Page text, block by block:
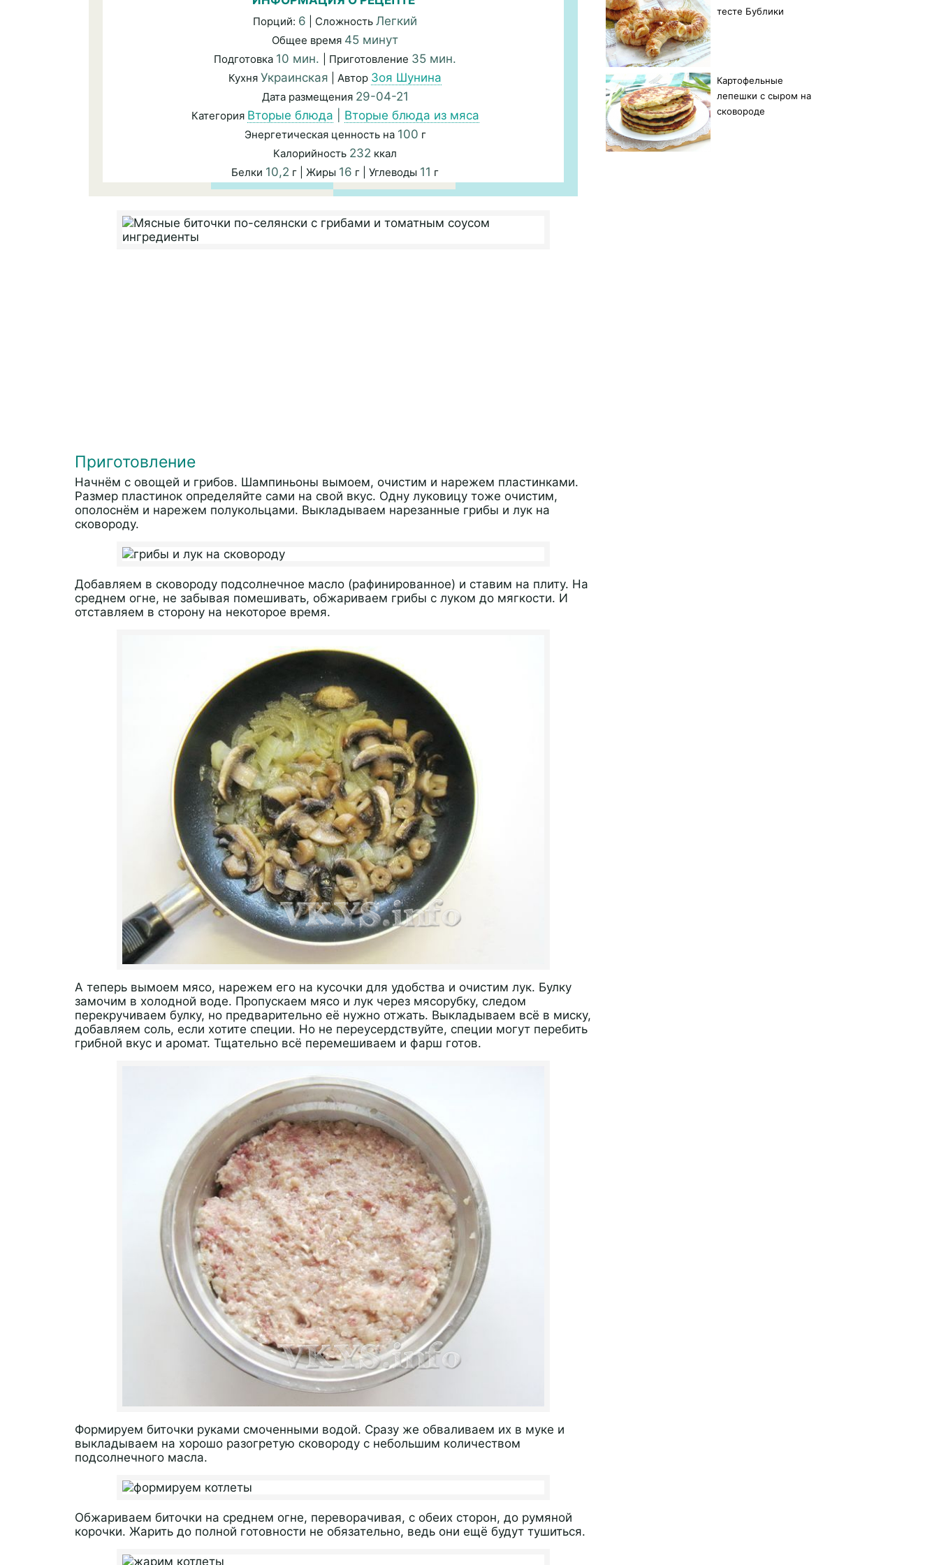
Порций: 6 | Сложность Легкий
Общее время 45 минут
Подготовка 10 мин. | Приготовление 35 мин.
Кухня Украинская | Автор Зоя Шунина
Дата размещения 29-04-21
Категория Вторые блюда Вторые блюда из мяса
Энергетическая ценность на 100 г
Калорийность 232 ккал
Белки 10,2 г | Жиры 16 г | Углеводы 11 г
Приготовление
Начнём с овощей и грибов. Шампиньоны вымоем, очистим и нарежем пластинками.
Размер пластинок определяйте сами на свой вкус. Одну луковицу тоже очистим,
ополоснём и нарежем полукольцами. Выкладываем нарезанные грибы и лук на
сковороду.
Добавляем в сковороду подсолнечное масло (рафинированное) и ставим на плиту. На
среднем огне, не забывая помешивать, обжариваем грибы с луком до мягкости. И
отставляем в сторону на некоторое время.
А теперь вымоем мясо, нарежем его на кусочки для удобства и очистим лук. Булку
замочим в холодной воде. Пропускаем мясо и лук через мясорубку, следом
перекручиваем булку, но предварительно её нужно отжать. Выкладываем всё в миску,
добавляем соль, если хотите специи. Но не переусердствуйте, специи могут перебить
грибной вкус и аромат. Тщательно всё перемешиваем и фарш готов.
Формируем биточки руками смоченными водой. Сразу же обваливаем их в муке и
выкладываем на хорошо разогретую сковороду с небольшим количеством
подсолнечного масла.
Обжариваем биточки на среднем огне, переворачивая, с обеих сторон, до румяной
корочки. Жарить до полной готовности не обязательно, ведь они ещё будут тушиться.
тесте Бублики
Картофельные
лепешки с сыром на
сковороде